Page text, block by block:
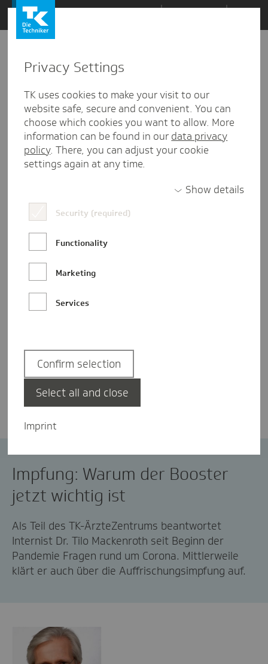
Zum
Inhalt
springen
den
Kommentaren
Johanna Küther
Impfung: Warum der Booster
jetzt wichtig ist
Als Teil des TK-ÄrzteZentrums beantwortet
Internist Dr. Tilo Mackenroth seit Beginn der
Pandemie Fragen rund um Corona. Mittlerweile
klärt er auch über die Auffrischungsimpfung auf.
Privacy Settings
TK uses cookies to make your visit to our
website safe, secure and convenient. You can
choose which cookies you want to allow. More
information can be found in our data privacy
policy. There, you can adjust your cookie
settings again at any time.
Show details
Security (required)
Functionality
Marketing
Services
Imprint
Confirm selection
Select all and close